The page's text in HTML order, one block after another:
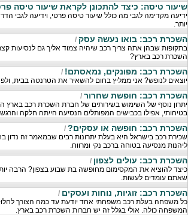
שיעור טיסה: כיצד להתכונן לקראת שיעור טיסה
ידיעה מקדימה לגבי מה כולל שיעור טיסה פרטי, וידיעה לגבי
יותר.
השכרת רכב: בואו נעשה עסק /
בתקופות שבהן אתה צריך רכב שיהיה צמוד אליך גם לנסיעות
השכרת רכב בארץ?
השכרת רכב: מפונקים, נמאסתם! /
יוצאים לנופש? אני ממליץ בחום להשאיר את הטרנטה בבית,
השכרת רכב: חופשת שחרור /
יתרון נוסף של השימוש בשירותים של חברת השכרת רכב בארץ
בטיחותי, אפילו בכבישים המפותלים הנסיעה הייתה חלקה
השכרת רכב: חופשה או עסקים? /
שכירת רכב בישראל היא בעלת יתרונות רבים שבמאמר זה
ליהנות מנסיעה בטוחה ברכב נקי ומרווח.
השכרת רכב: עולים לצפון /
כיצד להוציא את המקסימום מחופשה בת שבוע בצפון? הרבה
שאתם עומדים לעשות.
השכרת רכב: זוגיות, נוחות ועסקים /
כל משפחה בעלת רכב משפחתי אחד יודעת עד כמה הצורך לחלוק
המשפחה כולה. אולי בגלל זה יש חברות השכרת רכב בארץ.